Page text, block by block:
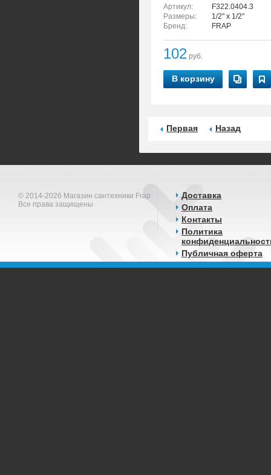
Артикул:
F322.0404.3
Размеры:
1/2" x 1/2"
Бренд:
FRAP
102 руб.
В корзину
Первая Назад
© 2014-2026 Магазин сантехники Frap
Все права защищены
Доставка
Оплата
Контакты
Политика
Публичная оферта